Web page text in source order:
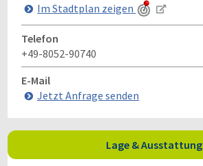
Im Stadtplan zeigen
Telefon
+49-8052-90740
E-Mail
Jetzt Anfrage senden
Lage & Ausstattung